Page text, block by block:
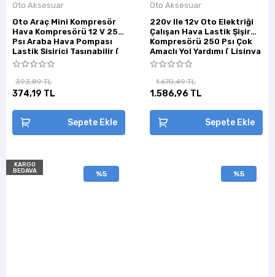
Oto Aksesuar
Oto Araç Mini Kompresör
Hava Kompresörü 12 V 250
Psı Araba Hava Pompası
Lastik Şişirici Taşınabilir (
Lisinya )
393,89 TL
374,19 TL
Sepete Ekle
Oto Aksesuar
220v Ile 12v Oto Elektriği
Çalışan Hava Lastik Şişirme
Kompresörü 250 Psı Çok
Amaçlı Yol Yardımı ( Lisinya
)
1.670,49 TL
1.586,96 TL
Sepete Ekle
KARGO
BEDAVA
%5 %5